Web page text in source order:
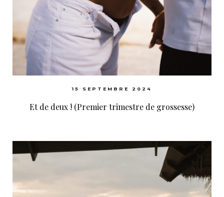
15 SEPTEMBRE 2024
Et de deux ! (Premier trimestre de grossesse)